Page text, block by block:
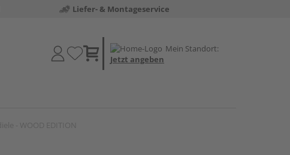
Liefer- & Montageservice
Mein Standort:
Jetzt angeben